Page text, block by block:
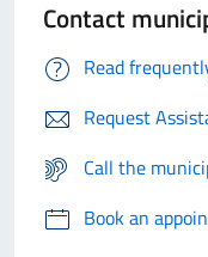
Contact
Read
Request
Call the
Book an